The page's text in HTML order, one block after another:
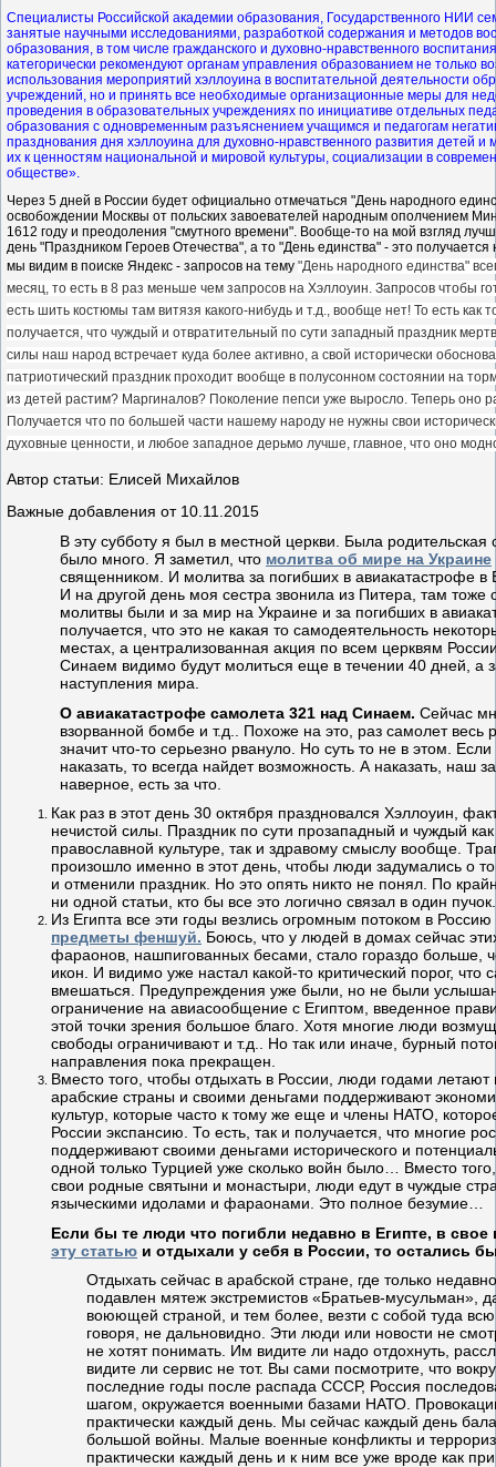
Специалисты Российской академии образования, Государственного НИИ
занятые научными исследованиями, разработкой содержания и методов
образования, в том числе гражданского и духовно-нравственного
категорически рекомендуют органам управления образованием не только
использования мероприятий хэллоуина в воспитательной деятельности
учреждений, но и принять все необходимые организационные меры для
проведения в образовательных учреждениях по инициативе отдельных
образования с одновременным разъяснением учащимся и педагогам
празднования дня хэллоуина для духовно-нравственного развития детей
их к ценностям национальной и мировой культуры, социализации в
обществе».
Через 5 дней в России будет официально отмечаться "День народного
освобождении Москвы от польских завоевателей народным ополчением
1612 году и преодоления "смутного времени". Вообще-то на мой взгляд
день "Праздником Героев Отечества", а то "День единства" - это
мы видим в поиске Яндекс - запросов на тему "День народного единства"
месяц, то есть в 8 раз меньше чем запросов на Хэллоуин. Запросов чтобы
есть шить костюмы там витязя какого-нибудь и т.д., вообще нет! То есть как
получается, что чуждый и отвратительный по сути западный праздник
силы наш народ встречает куда более активно, а свой исторически
патриотический праздник проходит вообще в полусонном состоянии на
из детей растим? Маргиналов? Поколение пепси уже выросло. Теперь оно
Получается что по большей части нашему народу не нужны свои
духовные ценности, и любое западное дерьмо лучше, главное, что оно
Автор статьи: Елисей Михайлов
Важные добавления от 10.11.2015
В эту субботу я был в местной церкви. Была родительская
было много. Я заметил, что молитва об мире на Украине
священником. И молитва за погибших в авиакатастрофе в
И на другой день моя сестра звонила из Питера, там тоже
молитвы были и за мир на Украине и за погибших в
получается, что это не какая то самодеятельность
местах, а централизованная акция по всем церквям
Синаем видимо будут молиться еще в течении 40 дней, а
наступления мира.
О авиакатастрофе самолета 321 над Синаем. Сейчас
взорванной бомбе и т.д.. Похоже на это, раз самолет весь
значит что-то серьезно рвануло. Но суть то не в этом. Если
наказать, то всегда найдет возможность. А наказать, наш
наверное, есть за что.
Как раз в этот день 30 октября праздновался Хэллоуин,
нечистой силы. Праздник по сути прозападный и чуждый
православной культуре, так и здравому смыслу вообще.
произошло именно в этот день, чтобы люди задумались о
и отменили праздник. Но это опять никто не понял. По
ни одной статьи, кто бы все это логично связал в один
Из Египта все эти годы везлись огромным потоком в Россию
предметы феншуй. Боюсь, что у людей в домах сейчас
фараонов, нашпигованных бесами, стало гораздо больше,
икон. И видимо уже настал какой-то критический порог, что
вмешаться. Предупреждения уже были, но не были
ограничение на авиасообщение с Египтом, введенное
этой точки зрения большое благо. Хотя многие люди
свободы ограничивают и т.д.. Но так или иначе, бурный
направления пока прекращен.
Вместо того, чтобы отдыхать в России, люди годами летают
арабские страны и своими деньгами поддерживают
культур, которые часто к тому же еще и члены НАТО,
России экспансию. То есть, так и получается, что многие
поддерживают своими деньгами исторического и
одной только Турцией уже сколько войн было… Вместо
свои родные святыни и монастыри, люди едут в чуждые
языческими идолами и фараонами. Это полное безумие…
Если бы те люди что погибли недавно в Египте, в свое
эту статью и отдыхали у себя в России, то остались
Отдыхать сейчас в арабской стране, где только
подавлен мятеж экстремистов «Братьев-мусульман»,
воюющей страной, и тем более, везти с собой туда
говоря, не дальновидно. Эти люди или новости не
не хотят понимать. Им видите ли надо отдохнуть,
видите ли сервис не тот. Вы сами посмотрите, что
последние годы после распада СССР, Россия
шагом, окружается военными базами НАТО.
практически каждый день. Мы сейчас каждый день
большой войны. Малые военные конфликты и
практически каждый день и к ним все уже вроде как